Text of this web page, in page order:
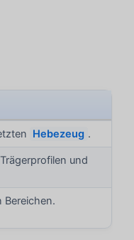
Hebezeug .
und
Bereichen.